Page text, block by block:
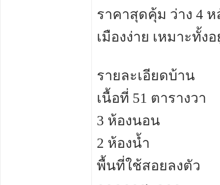
ราคาสุดคุ้ม ว่าง 4
เมืองง่าย เหมาะทั้ง
รายละเอียดบ้าน
เนื้อที่ 51 ตารางวา
3 ห้องนอน
2 ห้องน้ำ
พื้นที่ใช้สอยลงตัว